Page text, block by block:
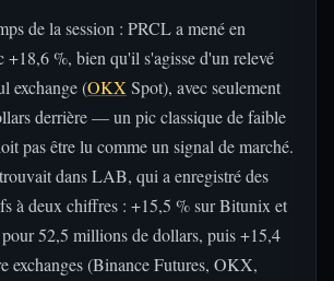
de la session : PRCL a mené en
+18,6 %, bien qu'il s'agisse d'un relevé
exchange (OKX Spot), avec seulement
derrière — un pic classique de faible
pas être lu comme un signal de marché.
dans LAB, qui a enregistré des
à deux chiffres : +15,5 % sur Bitunix et
52,5 millions de dollars, puis +15,4
exchanges (Binance Futures, OKX,